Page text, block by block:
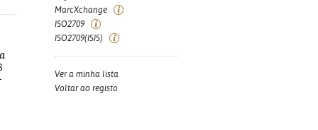
MarcXchange
ISO2709
ISO2709(ISIS)
Ver a minha lista
Voltar ao registo